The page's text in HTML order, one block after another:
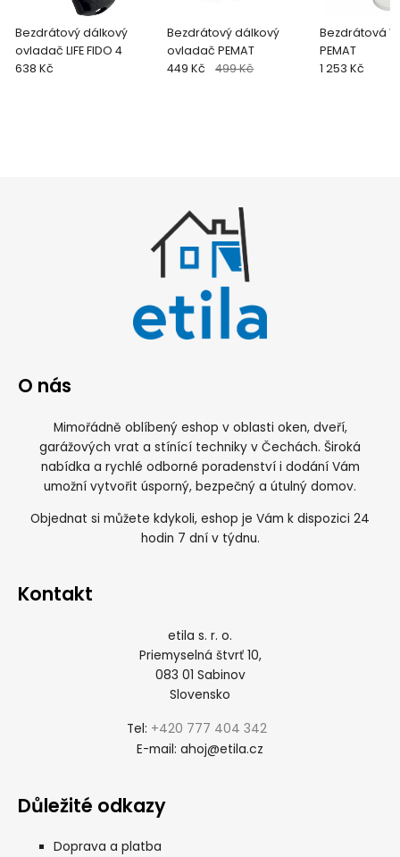
Bezdrátový dálkový
ovladač LIFE FIDO 4
638 Kč
Bezdrátový dálkový
ovladač PEMAT
449 Kč
499 Kč
Bezdrátová
PEMAT
1 253 Kč
O nás
Mimořádně oblíbený eshop v oblasti oken, dveří,
garážových vrat a stínící techniky v Čechách. Široká
nabídka a rychlé odborné poradenství i dodání Vám
umožní vytvořit úsporný, bezpečný a útulný domov.
Objednat si můžete kdykoli, eshop je Vám k dispozici 24
hodin 7 dní v týdnu.
Kontakt
etila s. r. o.
Priemyselná štvrť 10,
083 01 Sabinov
Slovensko
Tel: +420 777 404 342
E-mail: ahoj@etila.cz
Důležité odkazy
Doprava a platba